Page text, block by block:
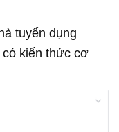
tuyển dụng
kiến thức cơ